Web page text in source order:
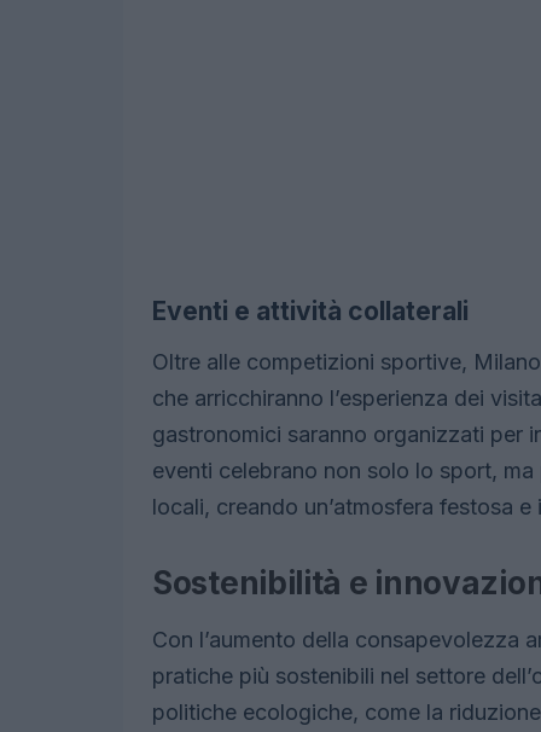
Eventi e attività collaterali
Oltre alle competizioni sportive,
che arricchiranno l’esperienza dei
gastronomici saranno organizzati per
eventi celebrano non solo lo sport,
locali, creando un’atmosfera festosa e
Sostenibilità e
Con l’aumento della consapevolezza
pratiche più sostenibili nel settore
politiche ecologiche, come la